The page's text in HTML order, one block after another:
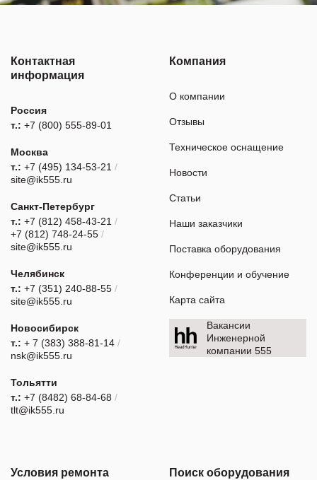
Контактная
информация
Россия
т.: +7 (800) 555-89-01
Москва
т.: +7 (495) 134-53-21 /
site@ik555.ru
Санкт-Петербург
т.: +7 (812) 458-43-21 /
+7 (812) 748-24-55 /
site@ik555.ru
Челябинск
т.: +7 (351) 240-88-55 /
site@ik555.ru
Новосибирск
т.: + 7 (383) 388-81-14 /
nsk@ik555.ru
Тольятти
т.: +7 (8482) 68-84-68 /
tlt@ik555.ru
Компания
О компании
Отзывы
Техническое оснащение
Новости
Статьи
Наши заказчики
Поставка оборудования
Конференции и обучение
Карта сайта
Вакансии
Инженерной
компании 555
Условия ремонта Поиск оборудования